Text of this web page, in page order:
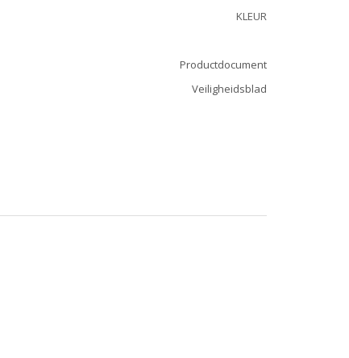
KLEUR
Productdocument
Veiligheidsblad